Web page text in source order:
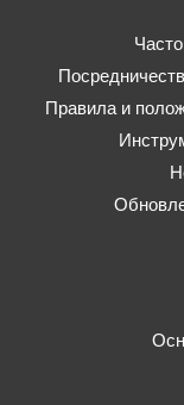
Правила и